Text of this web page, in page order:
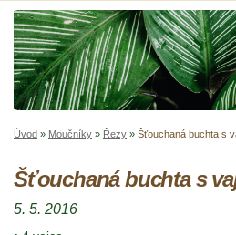
Úvod » Moučníky » Řezy » Šťouchaná buchta s
Šťouchaná buchta s
5. 5. 2016